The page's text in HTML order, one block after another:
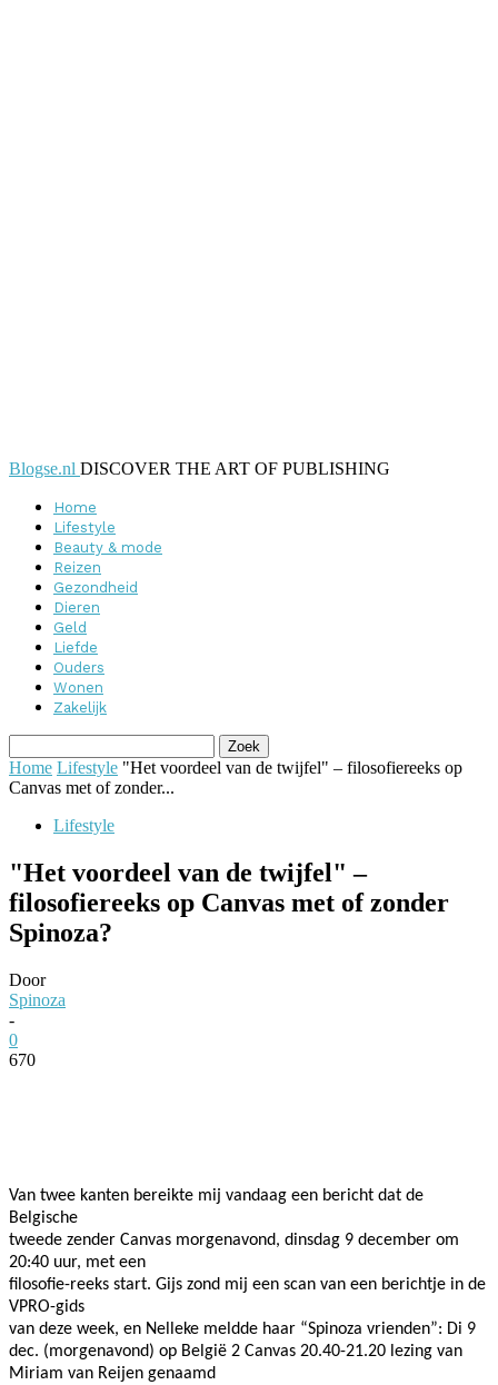
Blogse.nl DISCOVER THE ART OF PUBLISHING
Home
Lifestyle
Beauty & mode
Reizen
Gezondheid
Dieren
Geld
Liefde
Ouders
Wonen
Zakelijk
Home Lifestyle "Het voordeel van de twijfel" – filosofiereeks op
Canvas met of zonder...
Lifestyle
"Het voordeel van de twijfel" –
filosofiereeks op Canvas met of zonder
Spinoza?
Door
Spinoza
-
0
670
Van twee kanten bereikte mij vandaag een bericht dat de
Belgische
tweede zender Canvas morgenavond, dinsdag 9 december om
20:40 uur, met een
filosofie-reeks start. Gijs zond mij een scan van een berichtje in de
VPRO-gids
van deze week, en Nelleke meldde haar “Spinoza vrienden”: Di 9
dec. (morgenavond) op België 2 Canvas 20.40-21.20 lezing van
Miriam van Reijen genaamd